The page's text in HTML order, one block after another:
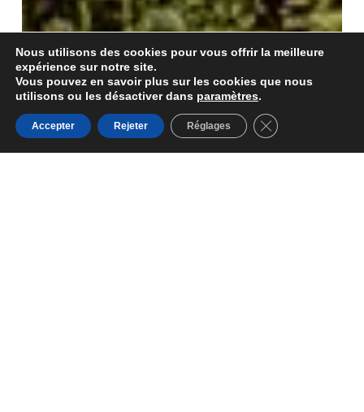
Nous utilisons des cookies pour vous offrir la meilleure
expérience sur notre site.
Vous pouvez en savoir plus sur les cookies que nous
utilisons ou les désactiver dans paramètres.
Accepter Rejeter Réglages Fermer la